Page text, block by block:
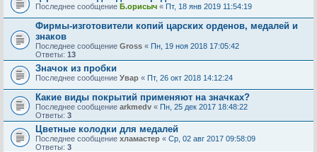
Последнее сообщение Б.орисыч « Пт, 18 янв 2019 11:54:19
Фирмы-изготовители копий царских орденов, медалей и
знаков
Последнее сообщение Gross « Пн, 19 ноя 2018 17:05:42
Ответы: 13
Значок из пробки
Последнее сообщение Увар « Пт, 26 окт 2018 14:12:24
Какие виды покрытий применяют на значках?
Последнее сообщение arkmedv « Пн, 25 дек 2017 18:48:22
Ответы: 3
Цветные колодки для медалей
Последнее сообщение хламастер « Ср, 02 авг 2017 09:58:09
Ответы: 3